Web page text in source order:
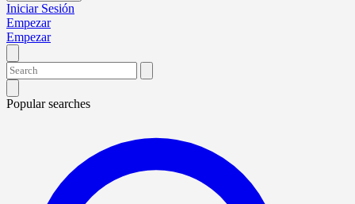
Iniciar Sesión
Empezar
Empezar
Popular searches